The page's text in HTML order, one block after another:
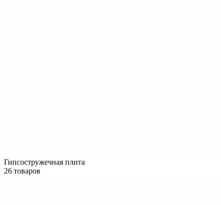
Гипсостружечная плита
26 товаров